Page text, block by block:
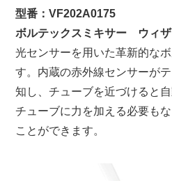
型番：VF202A0175
ボルテックスミキサー ウィザ
光センサーを用いた革新的な
す。内蔵の赤外線センサーが
知し、チューブを近づけると
チューブに力を加える必要も
ことができます。